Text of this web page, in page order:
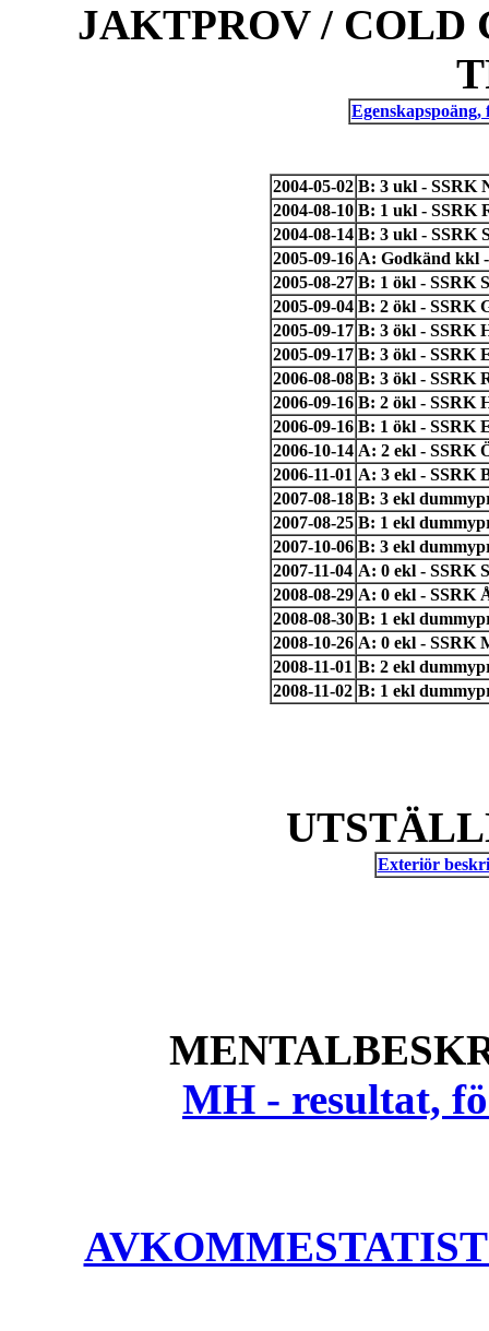
JAKTPROV / COLD
2004-05-02 B: 3 ukl - SSRK
2004-08-10 B: 1 ukl - SSRK
2004-08-14 B: 3 ukl - SSRK
2005-09-16 A: Godkänd kkl
2005-08-27 B: 1 ökl - SSRK
2005-09-04 B: 2 ökl - SSRK
2005-09-17 B: 3 ökl - SSRK
2005-09-17 B: 3 ökl - SSRK
2006-08-08 B: 3 ökl - SSRK
2006-09-16 B: 2 ökl - SSRK
2006-09-16 B: 1 ökl - SSRK
2006-10-14 A: 2 ekl - SSRK
2006-11-01 A: 3 ekl - SSRK
2007-08-18 B: 3 ekl
2007-08-25 B: 1 ekl
2007-10-06 B: 3 ekl
2007-11-04 A: 0 ekl - SSRK
2008-08-29 A: 0 ekl - SSRK
2008-08-30 B: 1 ekl
2008-10-26 A: 0 ekl - SSRK
2008-11-01 B: 2 ekl
2008-11-02 B: 1 ekl
Exteriör
MH - resultat,